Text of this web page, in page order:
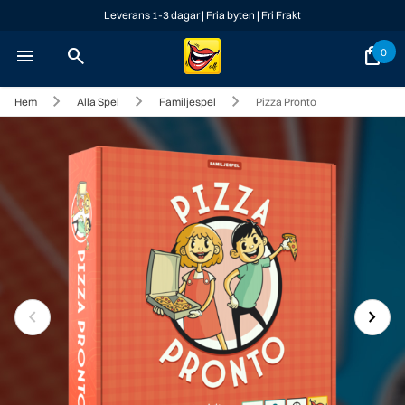
Leverans 1-3 dagar | Fria byten | Fri Frakt
0
shopping_bag
menu search
Hem Alla Spel Familjespel Pizza Pronto
chevron_left chevron_right